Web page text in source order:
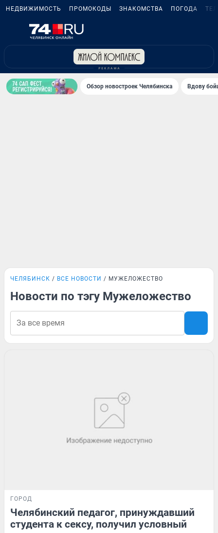
НЕДВИЖИМОСТЬ ПРОМОКОДЫ ЗНАКОМСТВА ПОГОДА
Обзор новостроек Челябинска Вдову
ЧЕЛЯБИНСК ВСЕ НОВОСТИ МУЖЕЛОЖЕСТВО
Новости по тэгу Мужеложество
ГОРОД
Челябинский педагог, принуждавший
студента к сексу, получил условный